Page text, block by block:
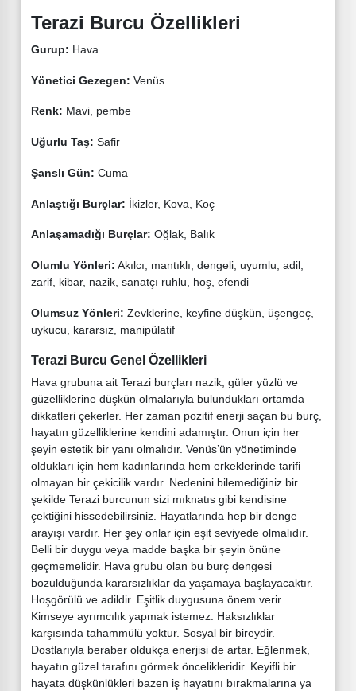
Terazi Burcu Özellikleri
Gurup: Hava
Yönetici Gezegen: Venüs
Renk: Mavi, pembe
Uğurlu Taş: Safir
Şanslı Gün: Cuma
Anlaştığı Burçlar: İkizler, Kova, Koç
Anlaşamadığı Burçlar: Oğlak, Balık
Olumlu Yönleri: Akılcı, mantıklı, dengeli, uyumlu, adil,
zarif, kibar, nazik, sanatçı ruhlu, hoş, efendi
Olumsuz Yönleri: Zevklerine, keyfine düşkün, üşengeç,
uykucu, kararsız, manipülatif
Terazi Burcu Genel Özellikleri
Hava grubuna ait Terazi burçları nazik, güler yüzlü ve
güzelliklerine düşkün olmalarıyla bulundukları ortamda
dikkatleri çekerler. Her zaman pozitif enerji saçan bu burç,
hayatın güzelliklerine kendini adamıştır. Onun için her
şeyin estetik bir yanı olmalıdır. Venüs’ün yönetiminde
oldukları için hem kadınlarında hem erkeklerinde tarifi
olmayan bir çekicilik vardır. Nedenini bilemediğiniz bir
şekilde Terazi burcunun sizi mıknatıs gibi kendisine
çektiğini hissedebilirsiniz. Hayatlarında hep bir denge
arayışı vardır. Her şey onlar için eşit seviyede olmalıdır.
Belli bir duygu veya madde başka bir şeyin önüne
geçmemelidir. Hava grubu olan bu burç dengesi
bozulduğunda kararsızlıklar da yaşamaya başlayacaktır.
Hoşgörülü ve adildir. Eşitlik duygusuna önem verir.
Kimseye ayrımcılık yapmak istemez. Haksızlıklar
karşısında tahammülü yoktur. Sosyal bir bireydir.
Dostlarıyla beraber oldukça enerjisi de artar. Eğlenmek,
hayatın güzel tarafını görmek öncelikleridir. Keyifli bir
hayata düşkünlükleri bazen iş hayatını bırakmalarına ya